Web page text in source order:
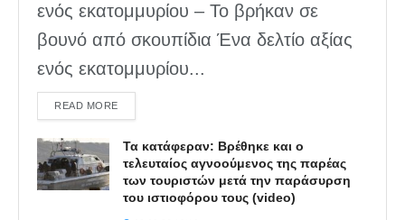
ενός εκατομμυρίου – Το βρήκαν σε
βουνό από σκουπίδια Ένα δελτίο αξίας
ενός εκατομμυρίου...
READ MOREDETAILS
Τα κατάφεραν: Βρέθηκε και ο
τελευταίος αγνοούμενος της παρέας
των τουριστών μετά την παράσυρση
του ιστιοφόρου τους (video)